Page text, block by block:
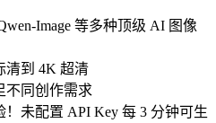
Image 等多种顶级 AI 图像
清到 4K 超清
不同创作需求
未配置 API Key 每 3 分钟可生